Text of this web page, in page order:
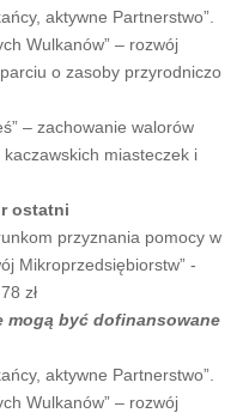
aktywne Partnerstwo”.
Wulkanów” – rozwój
o zasoby przyrodniczo
– zachowanie walorów
miasteczek i
ostatni
przyznania pomocy w
Mikroprzedsiębiorstw” -
zł
mogą być dofinansowane
aktywne Partnerstwo”.
Wulkanów” – rozwój